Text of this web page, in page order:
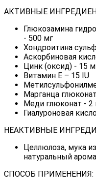
АКТИВНЫЕ
Глюкозамина
- 500 мг
Хондроитина
Аскорбиновая
Цинк (оксид) - 15
Витамин Е – 15 IU
Марганца
Меди глюконат - 2
Гиалуроновая
НЕАКТИВНЫЕ
Целлюлоза, мука
натуральный
СПОСОБ ПРИМЕНЕНИЯ: